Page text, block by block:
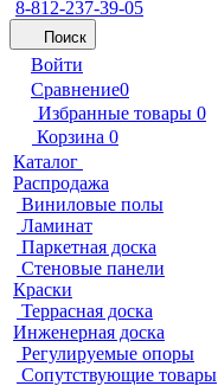
8-812-237-39-05
Поиск
Войти
Сравнение0
Избранные товары 0
Корзина 0
Каталог
Распродажа
Виниловые полы
Ламинат
Паркетная доска
Стеновые панели
Краски
Террасная доска
Инженерная доска
Регулируемые опоры
Сопутствующие товары